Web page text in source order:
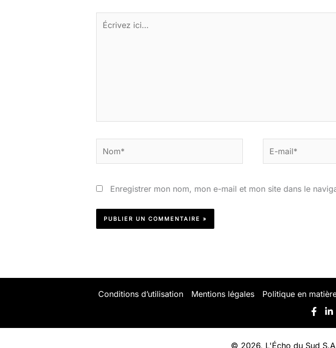
ici…
mail*
Enregistrer mon nom, mon e-mail et mon site dans le
Conditions d’utilisation Mentions légales Politique en
© 2026, L'Écho du Sud